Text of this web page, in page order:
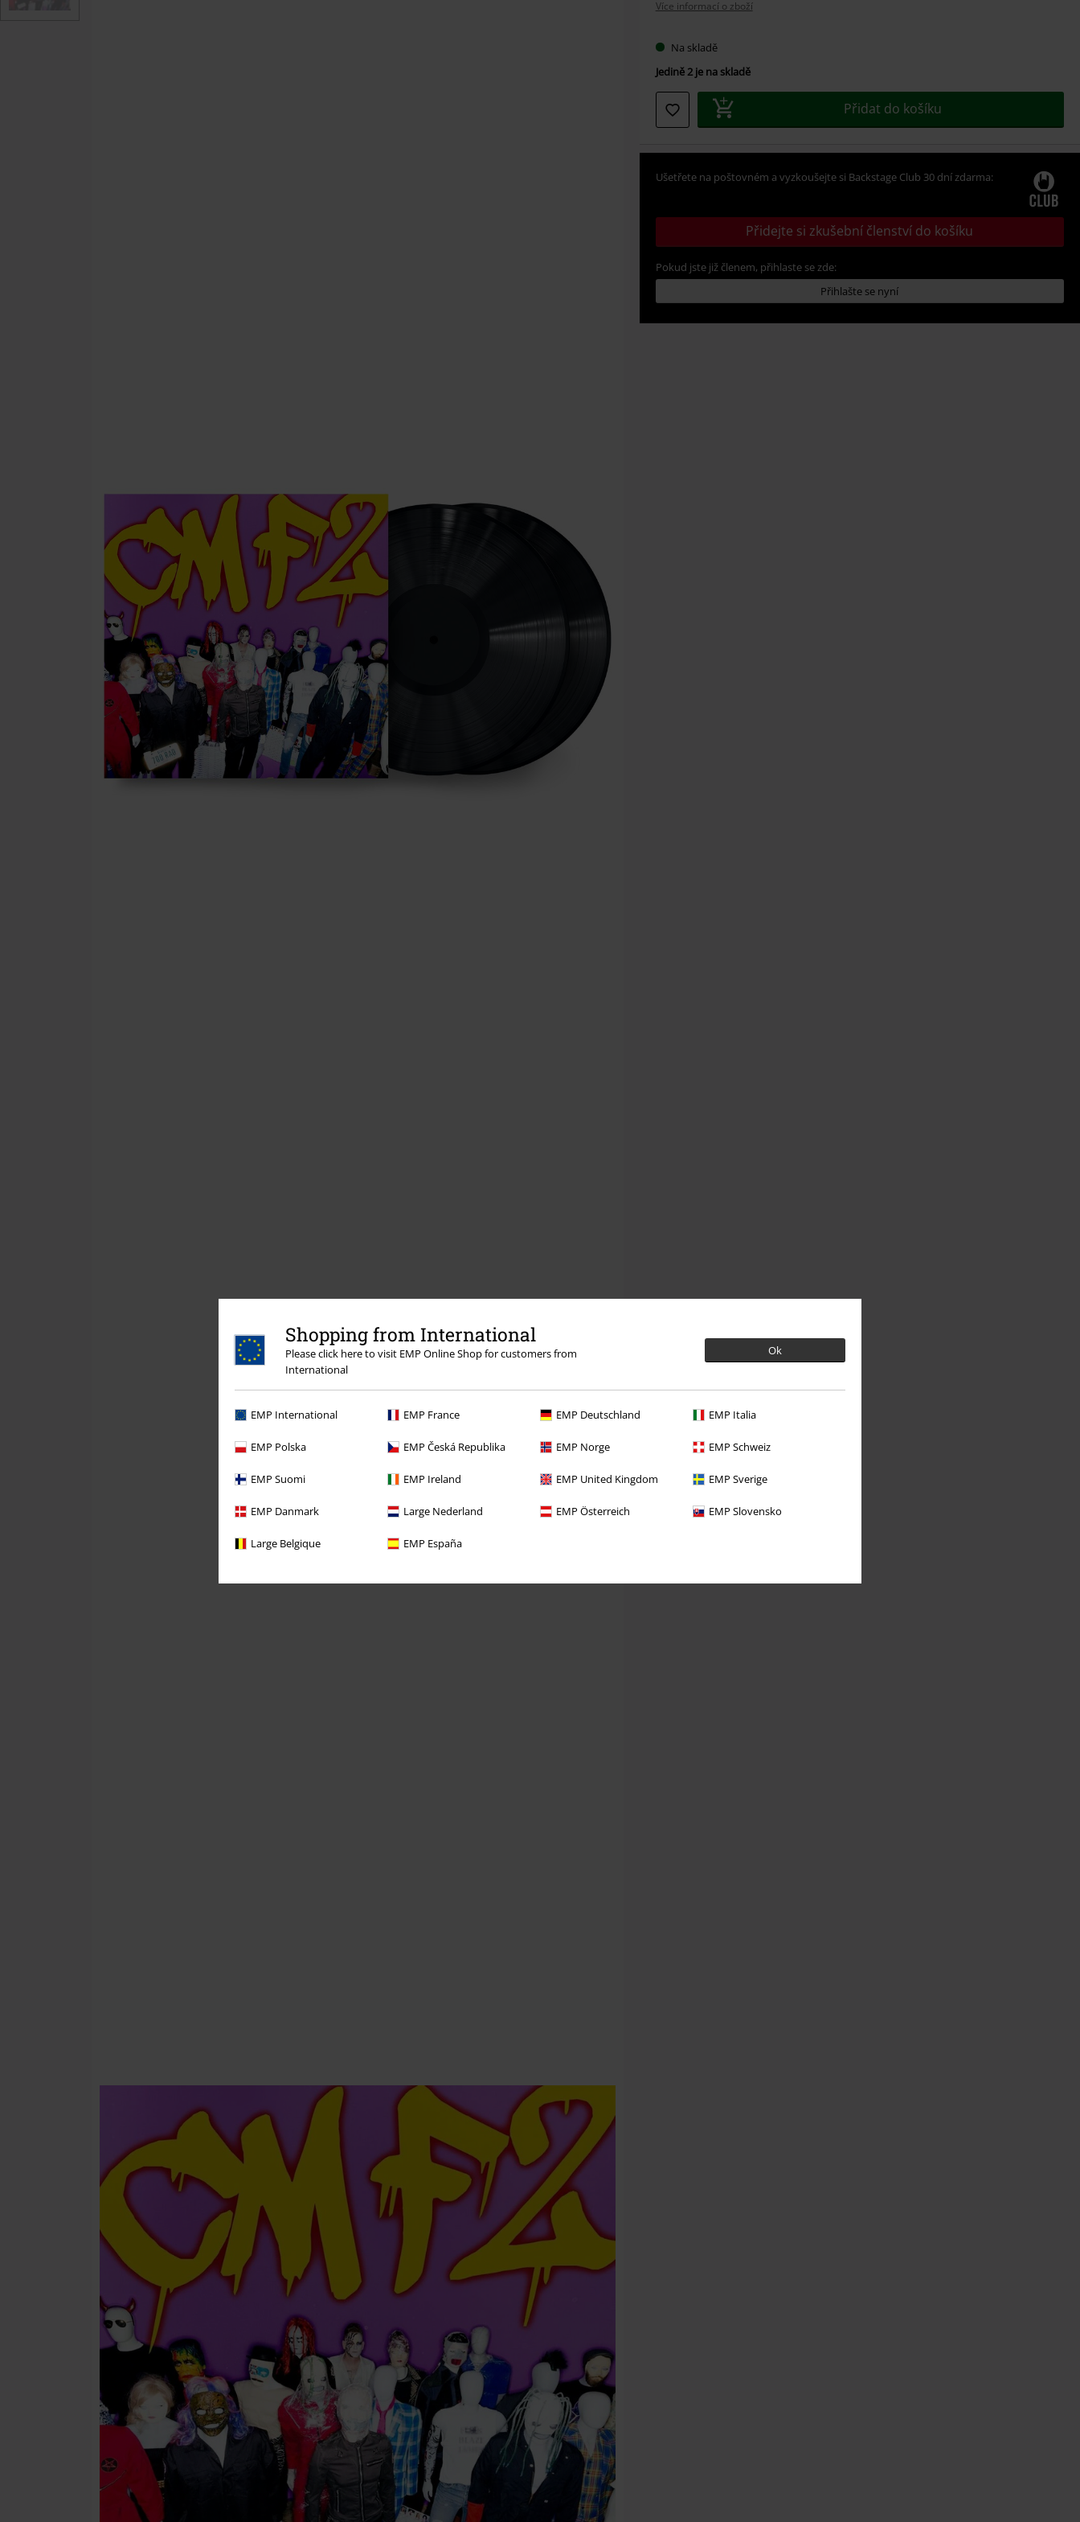
Shopping from International
Please click here to visit EMP Online Shop for customers from
International
Ok
EMP International EMP France EMP Deutschland EMP Italia
EMP Polska EMP Česká Republika EMP Norge EMP Schweiz
EMP Suomi EMP Ireland EMP United Kingdom EMP Sverige
EMP Danmark Large Nederland EMP Österreich EMP Slovensko
Large Belgique EMP España
Více informací o zboží
Na skladě
Jedině 2 je na skladě
Přidat do košíku
Ušetřete na poštovném a vyzkoušejte si Backstage Club 30 dní zdarma:
Přidejte si zkušební členství do košíku
Pokud jste již členem, přihlaste se zde:
Přihlašte se nyní